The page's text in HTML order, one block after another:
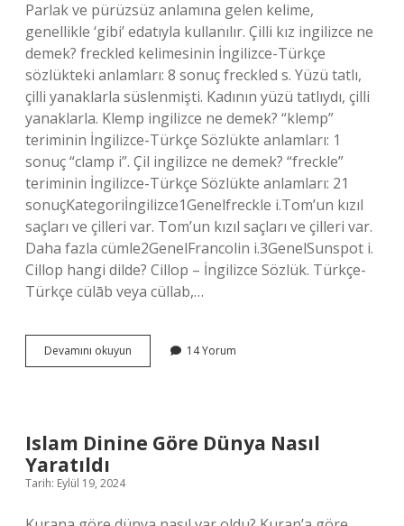
Parlak ve pürüzsüz anlamına gelen kelime,
genellikle ‘gibi’ edatıyla kullanılır. Çilli kız ingilizce ne
demek? freckled kelimesinin İngilizce-Türkçe
sözlükteki anlamları: 8 sonuç freckled s. Yüzü tatlı,
çilli yanaklarla süslenmişti. Kadının yüzü tatlıydı, çilli
yanaklarla. Klemp ingilizce ne demek? “klemp”
teriminin İngilizce-Türkçe Sözlükte anlamları: 1
sonuç “clamp i”. Çil ingilizce ne demek? “freckle”
teriminin İngilizce-Türkçe Sözlükte anlamları: 21
sonuçKategoriİngilizce1Genelfreckle i.Tom’un kızıl
saçları ve çilleri var. Tom’un kızıl saçları ve çilleri var.
Daha fazla cümle2GenelFrancolin i.3GenelSunspot i.
Cillop hangi dilde? Cillop – İngilizce Sözlük. Türkçe-
Türkçe cülāb veya cüllab,…
Devamını okuyun
Ne
14 Yorum
Islam Dinine Göre Dünya Nasıl
Yaratıldı
Tarih: Eylül 19, 2024